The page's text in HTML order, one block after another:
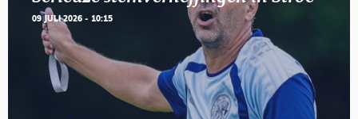
09 JULI 2026 - 10:15